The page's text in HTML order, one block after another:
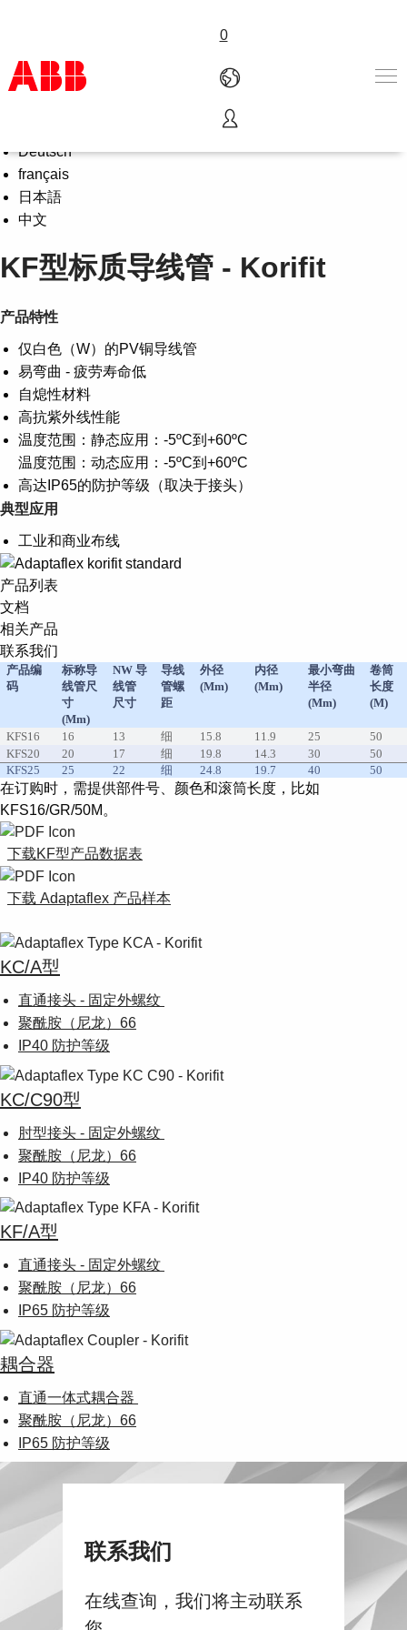
0
产品和解决方案
行业
服务
关于ABB
联系我们
职业
Suggestions
Products
See more products
Shopping list preview
Deutsch
français
日本語
中文
KF型标质导线管 - Korifit
产品特性
仅白色（W）的PV铜导线管
易弯曲 - 疲劳寿命低
自熄性材料
高抗紫外线性能
温度范围：静态应用：-5ºC到+60ºC
温度范围：动态应用：-5ºC到+60ºC
高达IP65的防护等级（取决于接头）
典型应用
工业和商业布线
产品列表
文档
相关产品
联系我们
产品编
码
标称导
线管尺
寸
(mm)
NW 导
线管
尺寸
导线
管螺
距
外径
(mm)
内径
(mm)
最小弯曲
半径
(mm)
卷筒
长度
(m)
KFS16 16 13 细 15.8 11.9 25
50
KFS20
20 17 细 19.8 14.3 30
50
KFS25
25 22 细 24.8 19.7 40 50
在订购时，需提供部件号、颜色和滚筒长度，比如
KFS16/GR/50M。
下载KF型产品数据表
下载 Adaptaflex 产品样本
KC/A型
直通接头 - 固定外螺纹
聚酰胺（尼龙）66
IP40 防护等级
KC/C90型
肘型接头 - 固定外螺纹
聚酰胺（尼龙）66
IP40 防护等级
KF/A型
直通接头 - 固定外螺纹
聚酰胺（尼龙）66
IP65 防护等级
耦合器
直通一体式耦合器
聚酰胺（尼龙）66
IP65 防护等级
联系我们
在线查询，我们将主动联系